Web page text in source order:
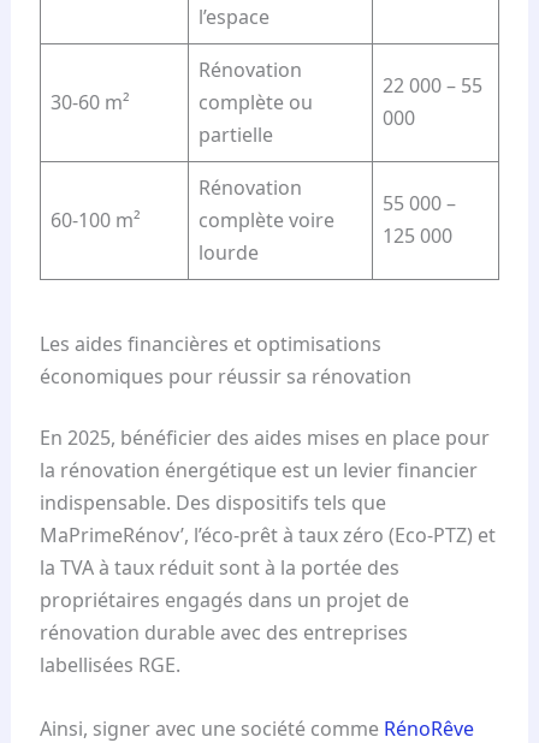
l’espace
30-60 m²
Rénovation
complète ou
partielle
22 000 – 55
000
60-100 m²
Rénovation
complète voire
lourde
55 000 –
125 000
Les aides financières et optimisations
économiques pour réussir sa rénovation
En 2025, bénéficier des aides mises en place pour
la rénovation énergétique est un levier financier
indispensable. Des dispositifs tels que
MaPrimeRénov’, l’éco-prêt à taux zéro (Eco-PTZ) et
la TVA à taux réduit sont à la portée des
propriétaires engagés dans un projet de
rénovation durable avec des entreprises
labellisées RGE.
Ainsi, signer avec une société comme RénoRêve